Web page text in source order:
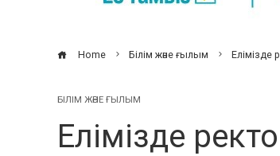
Home Білім және ғылым Елімізде
БІЛІМ ЖӘНЕ ҒЫЛЫМ
Елімізде